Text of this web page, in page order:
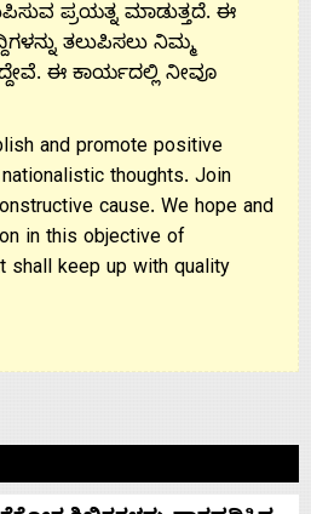
ಪ್ರಯತ್ನ ಮಾಡುತ್ತದೆ. ಈ
ತಲುಪಿಸಲು ನಿಮ್ಮ
ಈ ಕಾರ್ಯದಲ್ಲಿ ನೀವೂ
and promote positive
thoughts. Join
cause. We hope and
in this objective of
shall keep up with quality